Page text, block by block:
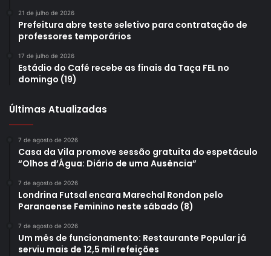
21 de julho de 2026
Prefeitura abre teste seletivo para contratação de
professores temporários
17 de julho de 2026
Estádio do Café recebe as finais da Taça FEL no
domingo (19)
Últimas Atualizadas
7 de agosto de 2026
Casa da Vila promove sessão gratuita do espetáculo
“Olhos d’Água: Diário de uma Ausência”
7 de agosto de 2026
Londrina Futsal encara Marechal Rondon pelo
Paranaense Feminino neste sábado (8)
7 de agosto de 2026
Um mês de funcionamento: Restaurante Popular já
serviu mais de 12,5 mil refeições